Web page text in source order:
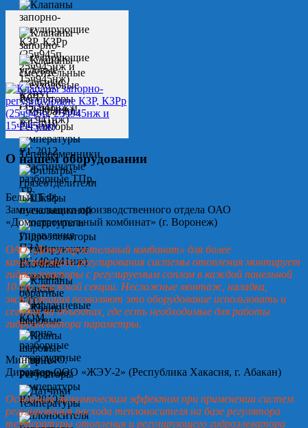
О нашем оборудовании
Белых Т.Ф.
Замначальника производственного отдела ОАО
«Домостроительный комбинат» (г. Воронеж)
ОАО «Домостроительный комбинат» для более
качественного регулирования системы отопления монтирует
гидроэлеваторы с регулируемым соплом в каждой панельной
10-ти этажной секции. Несложные монтаж, наладка,
эксплуатация позволяют это оборудование использовать и
сегодня на объектах, где есть необходимые для работы
гидроэлеватора параметры.
Минин А.Ю.
Директор ООО «ЖЭУ-2» (Республика Хакасия, г. Абакан)
Основным экономическим эффектом при применении систем
регулирования расхода теплоносителя на базе регулятора
температуры отопления и регулирующего гидроэлеватора